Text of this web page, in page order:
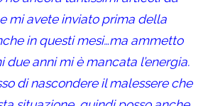
mi avete inviato prima della
in questi mesi…ma ammetto
anni mi è mancata l’energia.
di nascondere il malessere che